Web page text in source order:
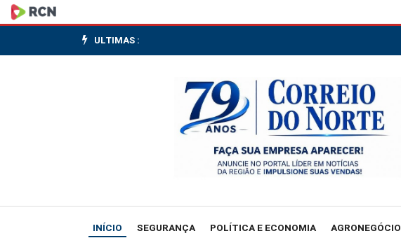
Ibovespa
recua
junho
ULTIMAS :
INÍCIO SEGURANÇA POLÍTICA E ECONOMIA AGRONEGÓCIO